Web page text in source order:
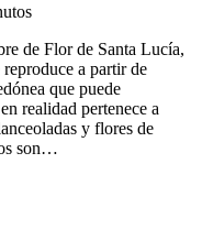
de Flor de Santa Lucía,
reproduce a partir de
que puede
realidad pertenece a
y flores de
son…